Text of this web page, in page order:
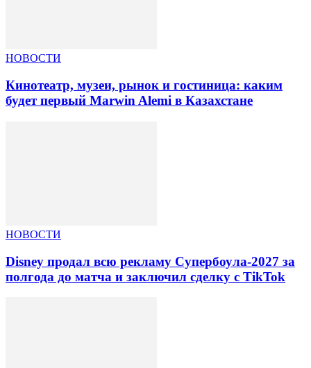
НОВОСТИ
Кинотеатр, музеи, рынок и гостиница: каким
будет первый Marwin Alemi в Казахстане
НОВОСТИ
Disney продал всю рекламу Супербоула-2027 за
полгода до матча и заключил сделку с TikTok